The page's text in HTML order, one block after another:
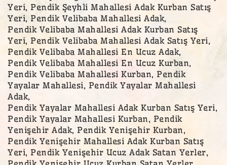
Yeri, Pendik Şeyhli Mahallesi Adak Kurban Satış
Yeri, Pendik Velibaba Mahallesi Adak,
Pendik Velibaba Mahallesi Adak Kurban Satış
Yeri, Pendik Velibaba Mahallesi Adak Satış Yeri,
Pendik Velibaba Mahallesi En Ucuz Adak,
Pendik Velibaba Mahallesi En Ucuz Kurban,
Pendik Velibaba Mahallesi Kurban, Pendik
Yayalar Mahallesi, Pendik Yayalar Mahallesi
Adak,
Pendik Yayalar Mahallesi Adak Kurban Satış Yeri,
Pendik Yayalar Mahallesi Kurban, Pendik
Yenişehir Adak, Pendik Yenişehir Kurban,
Pendik Yenişehir Mahallesi Adak Kurban Satış
Yeri, Pendik Yenişehir Ucuz Adak Satan Yerler,